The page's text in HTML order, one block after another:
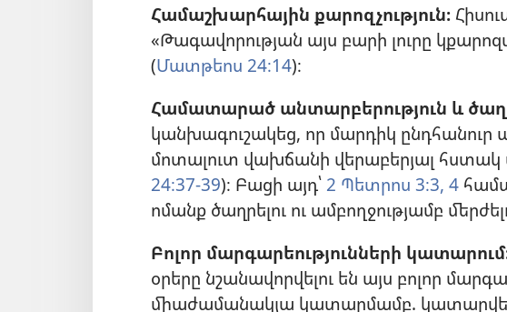
Համաշխարհային քարոզչություն։
«Թագավորության այս բարի լուրը
(Մատթեոս 24։14)։
Համատարած անտարբերություն և
կանխագուշակեց, որ մարդիկ ընդհանուր
մոտալուտ վախճանի վերաբերյալ հստակ
24։37-39)։ Բացի այդ՝ 2 Պետրոս 3։3, 4
ոմանք ծաղրելու ու ամբողջությամբ
Բոլոր մարգարեությունների
օրերը նշանավորվելու են այս բոլոր
միաժամանակյա կատարմամբ.